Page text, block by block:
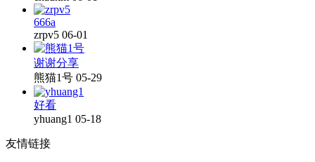
666a
zrpv5 06-01
谢谢分享
熊猫1号 05-29
好看
yhuang1 05-18
友情链接